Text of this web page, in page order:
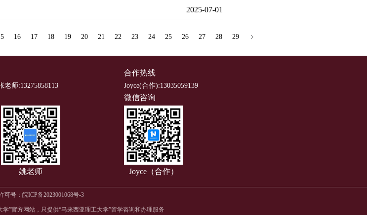
2025-07-01
16 17 18 19 20 21 22 23 24 25 26 27 28 29
老师:13275858113
姚老师
合作热线
Joyce(合作):13035059139
微信咨询
Joyce（合作）
可号： 皖ICP备2023001068号-3
”官方网站，只提供“马来西亚理工大学”留学咨询和办理服务